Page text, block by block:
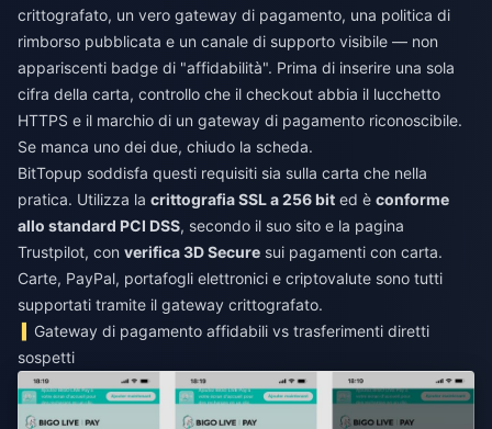
crittografato, un vero gateway di pagamento, una politica di
rimborso pubblicata e un canale di supporto visibile — non
appariscenti badge di "affidabilità". Prima di inserire una sola
cifra della carta, controllo che il checkout abbia il lucchetto
HTTPS e il marchio di un gateway di pagamento riconoscibile.
Se manca uno dei due, chiudo la scheda.
BitTopup soddisfa questi requisiti sia sulla carta che nella
pratica. Utilizza la crittografia SSL a 256 bit ed è conforme
allo standard PCI DSS, secondo il suo sito e la pagina
Trustpilot, con verifica 3D Secure sui pagamenti con carta.
Carte, PayPal, portafogli elettronici e criptovalute sono tutti
supportati tramite il gateway crittografato.
Gateway di pagamento affidabili vs trasferimenti diretti
sospetti